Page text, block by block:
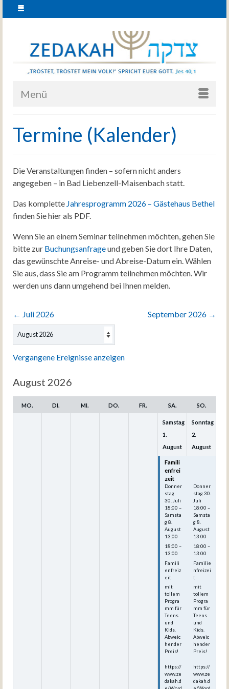
Menü
Termine (Kalender)
Die Veranstaltungen finden – sofern nicht anders
angegeben – in Bad Liebenzell-Maisenbach statt.
Das komplette Jahresprogramm 2026 – Gästehaus Bethel
finden Sie hier als PDF.
Wenn Sie an einem Seminar teilnehmen möchten, gehen Sie
bitte zur Buchungsanfrageund geben Sie dort Ihre Daten,
das gewünschte Anreise- und Abreise-Datum ein. Wählen
Sie aus, dass Sie am Programm teilnehmen möchten. Wir
werden uns dann umgehend bei Ihnen melden.
← Juli 2026 September 2026 →
Auswahl
Monats
Vergangene Ereignisse anzeigen
August 2026
MO. DI. MI. DO. FR. SA. SO.
Samstag
1.
August
Famili
enfrei
zeit
Donner
stag
30. Juli
18:00 –
Samsta
g8.
August
13:00
18:00 –
13:00
Famili
enfreiz
eit
mit
tollem
Progra
mm für
Teens
und
Kids.
Abweic
hender
Preis!
https://
www.ze
dakah.d
Sonntag
2.
August
Donner
stag30.
Juli
18:00 –
Samsta
g8.
August
13:00
18:00 –
13:00
Familie
nfreizei
t
mit
tollem
Progra
mm für
Teens
und
Kids.
Abweic
hender
Preis!
https://
www.ze
dakah.d